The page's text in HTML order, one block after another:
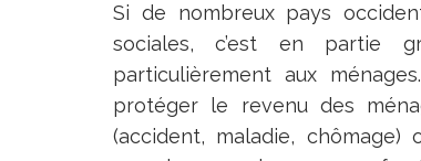
Si de nombreux pays
sociales, c’est en partie
particulièrement aux
protéger le revenu des
(accident, maladie,